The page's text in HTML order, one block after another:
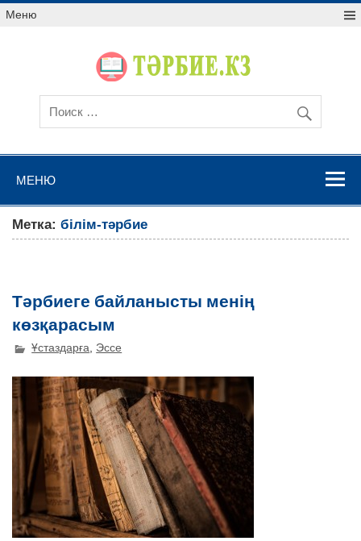
Меню
МЕНЮ
Метка:білім-тәрбие
Тәрбиеге байланысты менің
көзқарасым
Ұстаздарға, Эссе